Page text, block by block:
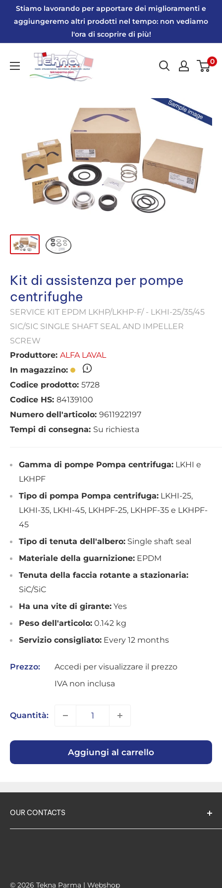
Stiamo lavorando per apportare dei miglioramenti e
aggiungeremo altri prodotti nel tempo: non vediamo
l'ora di scoprire di più!
Tekna
Parma
0
Kit di assistenza per pompe
centrifughe
SERVICE KIT EPDM LKHP/LKHP-F/ - LKHI-25/35/45
SIC/SIC SINGLE SHAFT SEAL AND IMPELLER
SCREW
Produttore: ALFA LAVAL
In magazzino:
Codice prodotto: 5728
Codice HS: 84139100
Numero dell'articolo: 9611922197
Tempi di consegna: Su richiesta
Gamma di pompe Pompa centrifuga: LKHI e
LKHPF
Tipo di pompa Pompa centrifuga: LKHI-25,
LKHI-35, LKHI-45, LKHPF-25, LKHPF-35 e LKHPF-
45
Tipo di tenuta dell'albero: Single shaft seal
Materiale della guarnizione: EPDM
Tenuta della faccia rotante a stazionaria:
SiC/SiC
Ha una vite di girante: Yes
Peso dell'articolo: 0.142 kg
Servizio consigliato: Every 12 months
Prezzo:
Accedi per visualizzare il prezzo
IVA non inclusa
Quantità:
Aggiungi al carrello
OUR CONTACTS
© 2026 Tekna Parma | Webshop